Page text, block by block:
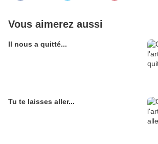
Vous aimerez aussi
Il nous a quitté...
Tu te laisses aller...